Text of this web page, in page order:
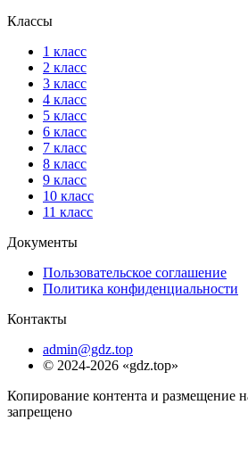
Классы
1 класс
2 класс
3 класс
4 класс
5 класс
6 класс
7 класс
8 класс
9 класс
10 класс
11 класс
Документы
Пользовательское соглашение
Политика конфиденциальности
Контакты
admin@gdz.top
© 2024-2026 «gdz.top»
Копирование контента и размещение
запрещено